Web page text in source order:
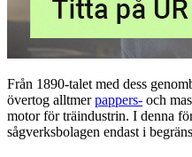
Från 1890-talet med dess
övertog alltmerpappers- och
motor för träindustrin. I denna
sågverksbolagen endast i